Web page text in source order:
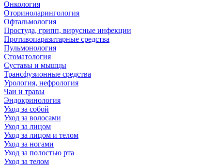
Онкология
Оториноларингология
Офтальмология
Простуда, грипп, вирусные инфекции
Противопаразитарные средства
Пульмонология
Стоматология
Суставы и мышцы
Трансфузионные средства
Урология, нефрология
Чаи и травы
Эндокринология
Уход за собой
Уход за волосами
Уход за лицом
Уход за лицом и телом
Уход за ногами
Уход за полостью рта
Уход за телом